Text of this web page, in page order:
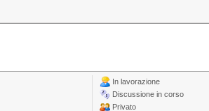
In lavorazione
Discussione in corso
Privato